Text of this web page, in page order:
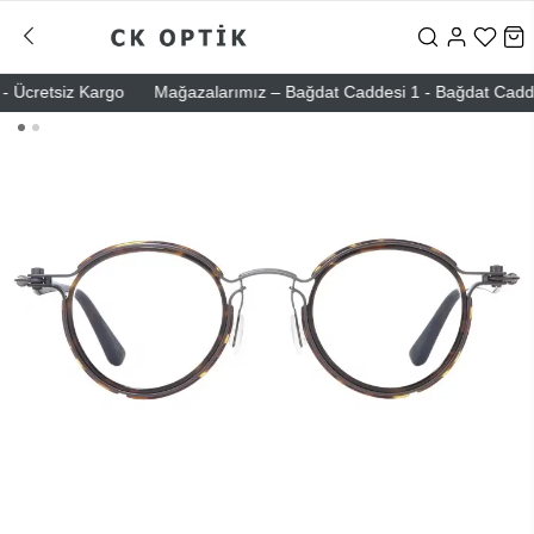
Kargo Mağazalarımız – Bağdat Caddesi 1 - Bağdat